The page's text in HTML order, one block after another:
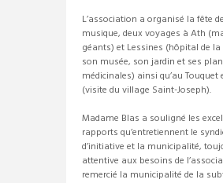
L’association a organisé la fête
musique, deux voyages à Ath
géants) et Lessines (hôpital de la
son musée, son jardin et ses
médicinales) ainsi qu’au Touquet
(visite du village Saint-Joseph).
Madame Blas a souligné les
rapports qu’entretiennent le
d’initiative et la municipalité,
attentive aux besoins de
remercié la municipalité de la